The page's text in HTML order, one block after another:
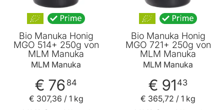
Bio Manuka Honig
MGO 514+ 250g von
MLM Manuka
MLM Manuka
€ 76 84
€ 307,36 / 1 kg
Bio Manuka Honig
MGO 721+ 250g von
MLM Manuka
MLM Manuka
€ 91 43
€ 365,72 / 1 kg